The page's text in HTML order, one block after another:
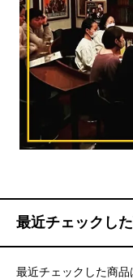
最近チェックし
最近チェックした商品